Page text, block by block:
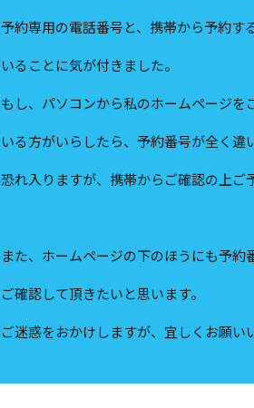
予約専用の電話番号と、携帯から予約す
いることに気が付きました。
もし、パソコンから私のホームページを
いる方がいらしたら、予約番号が全く違
恐れ入りますが、携帯からご確認の上ご
また、ホームページの下のほうにも予約
ご確認して頂きたいと思います。
ご迷惑をおかけしますが、宜しくお願